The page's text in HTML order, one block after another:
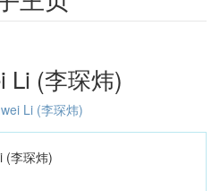
Li (李琛炜)
(李琛炜)